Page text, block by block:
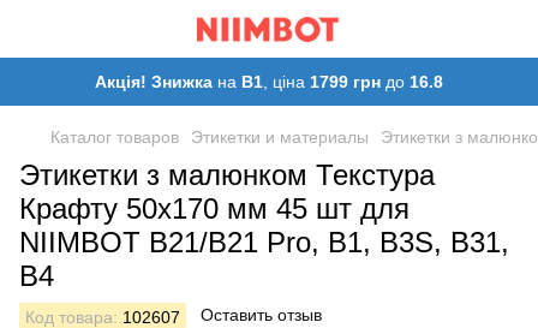
Акція! Знижка на B1 , ціна 1799 грн до 16.8
Каталог товаров Этикетки и материалы Этикетки з
Этикетки з малюнком Текстура
Крафту 50x170 мм 45 шт для
NIIMBOT B21/B21 Pro, B1, B3S, B31,
B4
Код товара: 102607 Оставить отзыв